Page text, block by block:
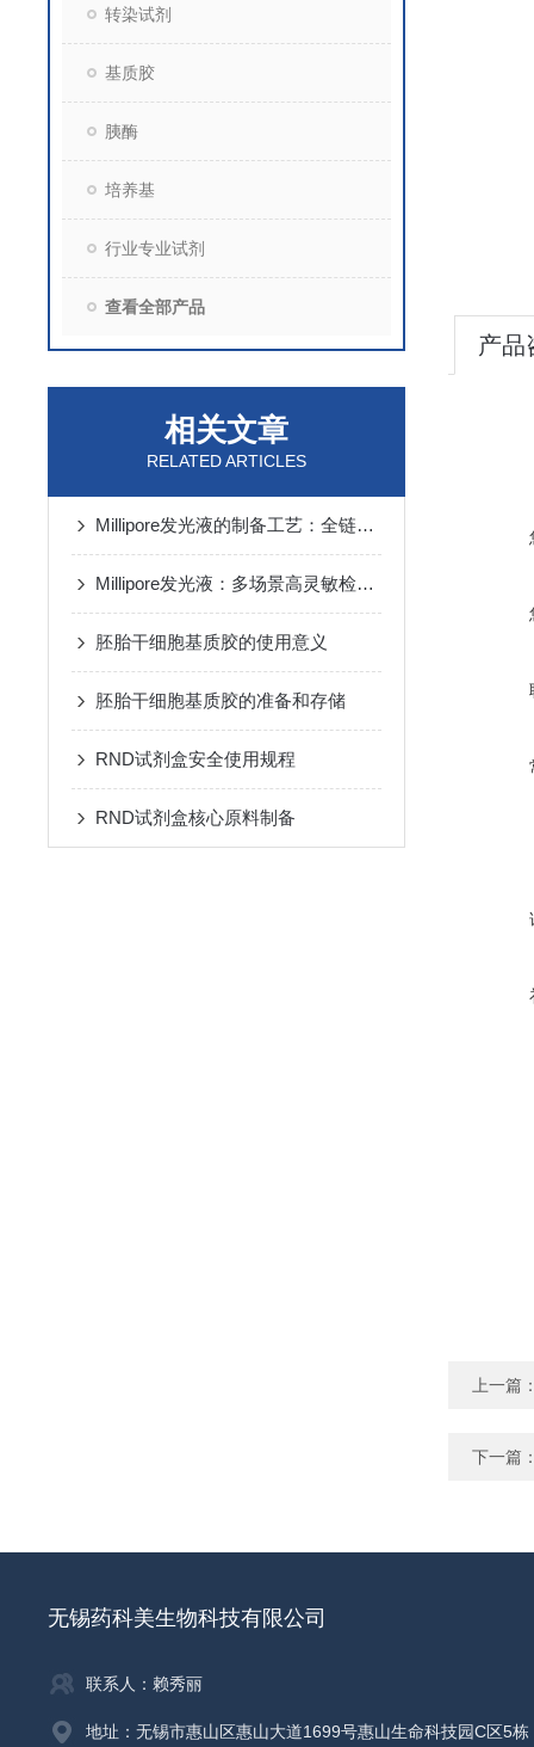
转染试剂
基质胶
胰酶
培养基
行业专业试剂
查看全部产品
相关文章
RELATED ARTICLES
Millipore发光液的制备工艺：全链路质控保障检测性能稳定
Millipore发光液：多场景高灵敏检测的核心试剂支撑
胚胎干细胞基质胶的使用意义
胚胎干细胞基质胶的准备和存储
RND试剂盒安全使用规程
RND试剂盒核心原料制备
产品
上一篇
下一篇
无锡药科美生物科技有限公司
联系人：赖秀丽
地址：无锡市惠山区惠山大道1699号惠山生命科技园C区5栋